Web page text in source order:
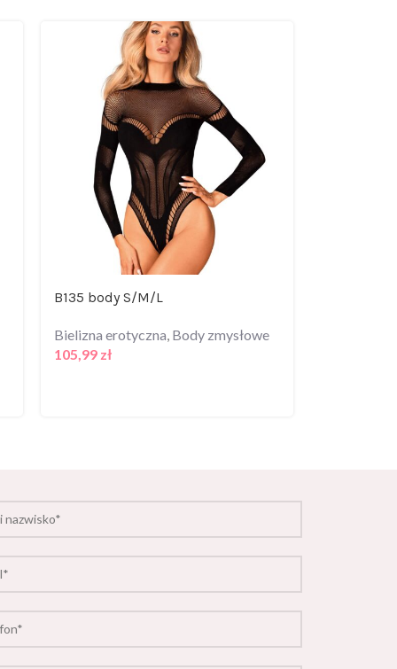
B135 body S/M/L
Bielizna erotyczna, Body zmysłowe
105,99 zł